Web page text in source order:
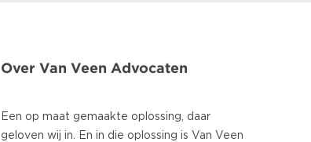
Over Van Veen Advocaten
Een op maat gemaakte oplossing, daar
geloven wij in. En in die oplossing is Van Veen